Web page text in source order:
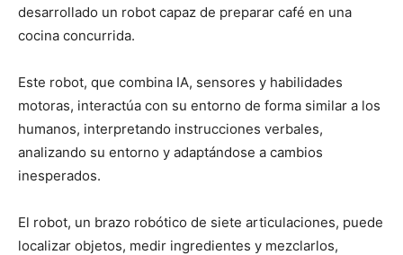
desarrollado un robot capaz de preparar café en una
cocina concurrida.
Este robot, que combina IA, sensores y habilidades
motoras, interactúa con su entorno de forma similar a los
humanos, interpretando instrucciones verbales,
analizando su entorno y adaptándose a cambios
inesperados.
El robot, un brazo robótico de siete articulaciones, puede
localizar objetos, medir ingredientes y mezclarlos,